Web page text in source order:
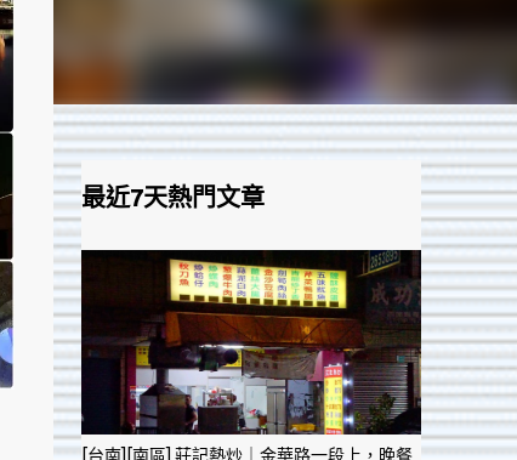
最近7天熱門文章
[台南][南區] 莊記熱炒｜金華路一段上，晚餐